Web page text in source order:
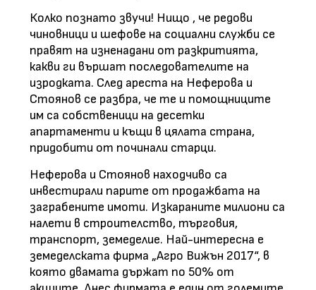
Колко познато звучи! Нищо , че редови
чиновници и шефове на социални служби се
правят на изненадани от разкритията,
какви ги вършат последователите на
изродката. След ареста на Неферова и
Стоянов се разбра, че те и помощниците
им са собственици на десетки
апартаменти и къщи в цялата страна,
придобити от починали старци.
Неферова и Стоянов находчиво са
инвестирали парите от продажбата на
заграбените имоти. Изкараните милиони са
налети в строителство, търговия,
транспорт, земеделие. Най-интересна е
земеделската фирма „Агро Вижън 2017“, в
която двамата държат по 50% от